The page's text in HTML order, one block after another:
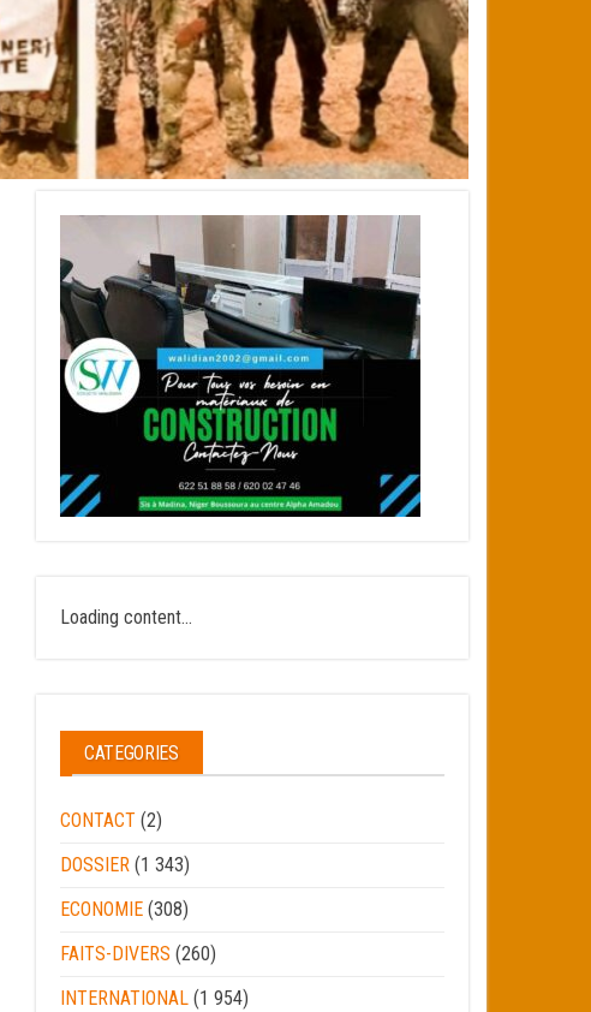
Loading content...
CATEGORIES
CONTACT (2)
DOSSIER (1 343)
ECONOMIE (308)
FAITS-DIVERS (260)
INTERNATIONAL (1 954)